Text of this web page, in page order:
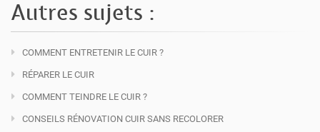
Autres sujets :
COMMENT ENTRETENIR LE CUIR ?
RÉPARER LE CUIR
COMMENT TEINDRE LE CUIR ?
CONSEILS RÉNOVATION CUIR SANS RECOLORER